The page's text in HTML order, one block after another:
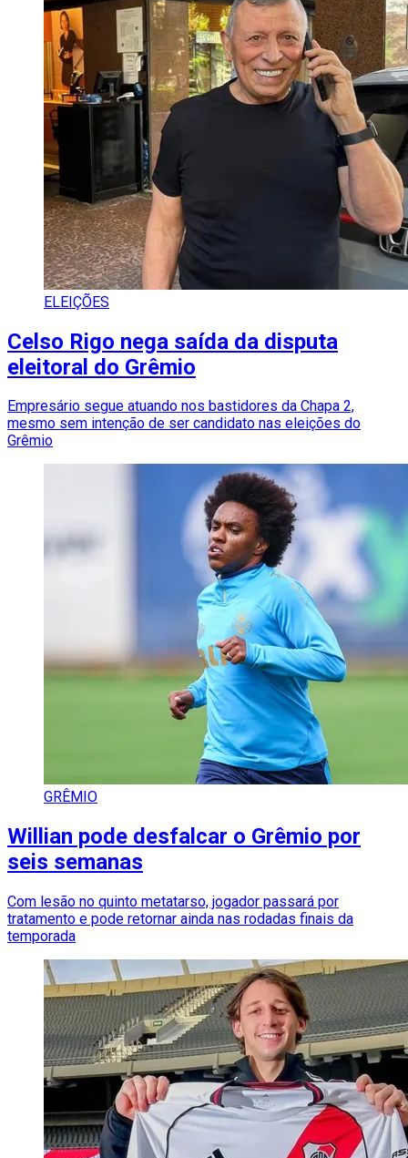
ELEIÇÕES
Celso Rigo nega saída da disputa
eleitoral do Grêmio
Empresário segue atuando nos bastidores da Chapa 2,
mesmo sem intenção de ser candidato nas eleições do
Grêmio
GRÊMIO
Willian pode desfalcar o Grêmio por
seis semanas
Com lesão no quinto metatarso, jogador passará por
tratamento e pode retornar ainda nas rodadas finais da
temporada